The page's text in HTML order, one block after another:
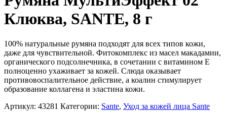
Клюква, SANTE, 8 г
100% натуральные румяна подходят для всех типов кожи,
даже для чувствительной. Фитокомплекс из масел макадамии,
органического подсолнечника, в сочетании с витамином Е
полноценно ухаживает за кожей. Слюда оказывает
противовоспалительное действие, а коалин стимулирует
образование коллагена и эластина кожи.
Артикул: 43281 Категории: Sante, Уход за кожей лица Sante